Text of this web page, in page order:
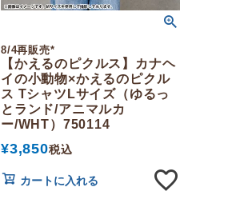
8/4再販売*
【かえるのピクルス】カナヘ
イの小動物×かえるのピクル
ス TシャツLサイズ（ゆるっ
とランド/アニマルカ
ー/WHT）750114
¥3,850税込
カートに入れる